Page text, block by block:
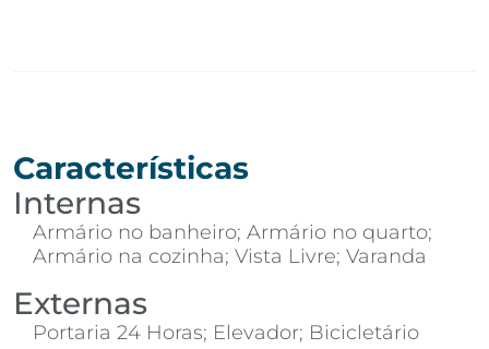
Características
Internas
Armário no banheiro; Armário no quarto;
Armário na cozinha; Vista Livre; Varanda
Externas
Portaria 24 Horas; Elevador; Bicicletário